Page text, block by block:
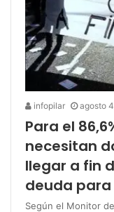
infopilar agosto
Para el
necesitan
llegar a fin
deuda
Según el Monitor